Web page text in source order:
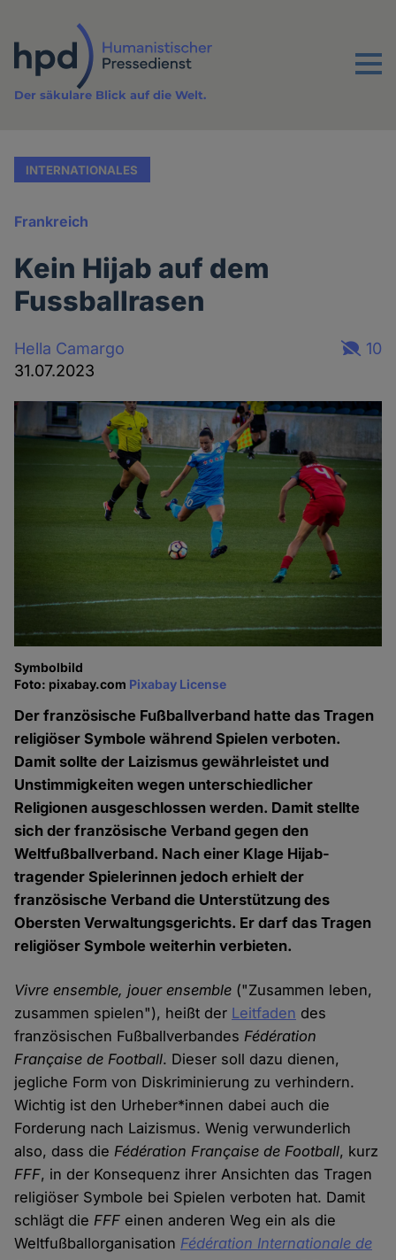
Inhalt
Menu
Der säkulare Blick auf die Welt.
INTERNATIONALES
Frankreich
Kein Hijab auf dem
Fussballrasen
Hella Camargo
31.07.2023
10
Symbolbild
Foto: pixabay.com Pixabay License
Der französische Fußballverband hatte das Tragen
religiöser Symbole während Spielen verboten.
Damit sollte der Laizismus gewährleistet und
Unstimmigkeiten wegen unterschiedlicher
Religionen ausgeschlossen werden. Damit stellte
sich der französische Verband gegen den
Weltfußballverband. Nach einer Klage Hijab-
tragender Spielerinnen jedoch erhielt der
französische Verband die Unterstützung des
Obersten Verwaltungsgerichts. Er darf das Tragen
religiöser Symbole weiterhin verbieten.
Vivre ensemble, jouer ensemble ("Zusammen leben,
zusammen spielen"), heißt der Leitfaden des
französischen FußballverbandesFédération
Française de Football. Dieser soll dazu dienen,
jegliche Form von Diskriminierung zu verhindern.
Wichtig ist den Urheber*innen dabei auch die
Forderung nach Laizismus. Wenig verwunderlich
also, dass dieFédération Française de Football, kurz
FFF, in der Konsequenz ihrer Ansichten das Tragen
religiöser Symbole bei Spielen verboten hat. Damit
schlägt dieFFF einen anderen Weg ein als die
Weltfußballorganisation Fédération Internationale de